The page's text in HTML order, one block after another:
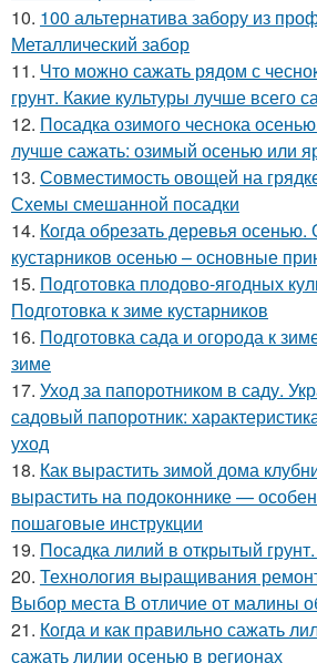
10. 100 альтернатива забору из
Металлический забор
11. Что можно сажать рядом с
грунт. Какие культуры лучше всего
12. Посадка озимого чеснока
лучше сажать: озимый осенью или
13. Совместимость овощей на
Схемы смешанной посадки
14. Когда обрезать деревья
кустарников осенью – основные
15. Подготовка плодово-ягодных
Подготовка к зиме кустарников
16. Подготовка сада и огорода к
зиме
17. Уход за папоротником в саду.
садовый папоротник:
уход
18. Как вырастить зимой дома
вырастить на подоконнике —
пошаговые инструкции
19. Посадка лилий в открытый
20. Технология выращивания
Выбор места В отличие от малины
21. Когда и как правильно сажать
сажать лилии осенью в регионах